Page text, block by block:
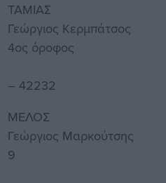
ΤΑΜΙΑΣ
Γεώργιος Κερμπάτσος
4ος όροφος
– 42232
ΜΕΛΟΣ
Γεώργιος
9